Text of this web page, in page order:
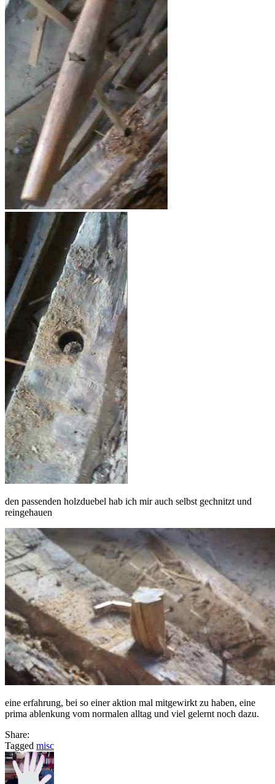
den passenden holzduebel hab ich mir auch selbst gechnitzt und
reingehauen
eine erfahrung, bei so einer aktion mal mitgewirkt zu haben, eine
prima ablenkung vom normalen alltag und viel gelernt noch dazu.
Share:
Tagged misc